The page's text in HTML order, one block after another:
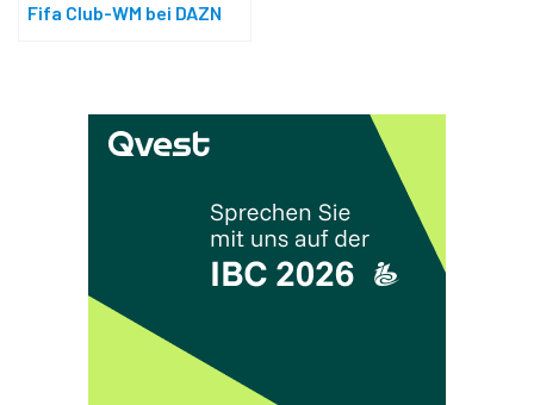
Fifa Club-WM bei DAZN